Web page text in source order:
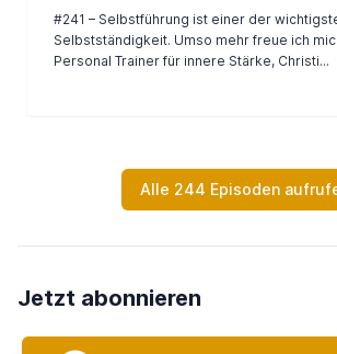
#241 – Selbstführung ist einer der
Selbstständigkeit. Umso mehr freue ich
Personal Trainer für innere Stärke, Christi...
Alle 244 Episoden
Jetzt abonnieren